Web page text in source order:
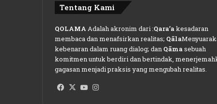
Tentang Kami
QOLAMA Adalah akronim dari :Qara’akesadaran
membaca dan menafsirkan realitas; Qāla
kebenaran dalam ruang dialog; dan Qāmasebuah
komitmen untuk berdiri dan bertindak,
gagasan menjadi praksis yang mengubah realitas.
Facebook
X YouTube